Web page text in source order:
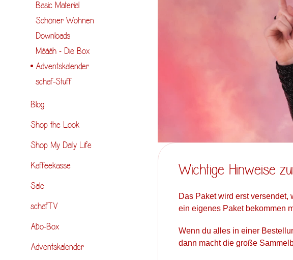
Basic Material
Schöner Wohnen
Downloads
Määäh - Die Box
Adventskalender
schaf-Stuff
Blog
Shop the Look
Shop My Daily Life
Kaffeekasse
Sale
schafTV
Abo-Box
Adventskalender
Wichtige Hinweise
Das Paket wird erst
ein eigenes Paket bekommen
Wenn du alles in einer
dann macht die große